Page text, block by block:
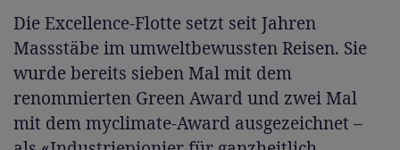
Die Excellence-Flotte setzt seit Jahren
Massstäbe im umweltbewussten Reisen. Sie
wurde bereits sieben Mal mit dem
renommierten Green Award und zwei Mal
mit dem myclimate-Award ausgezeichnet –